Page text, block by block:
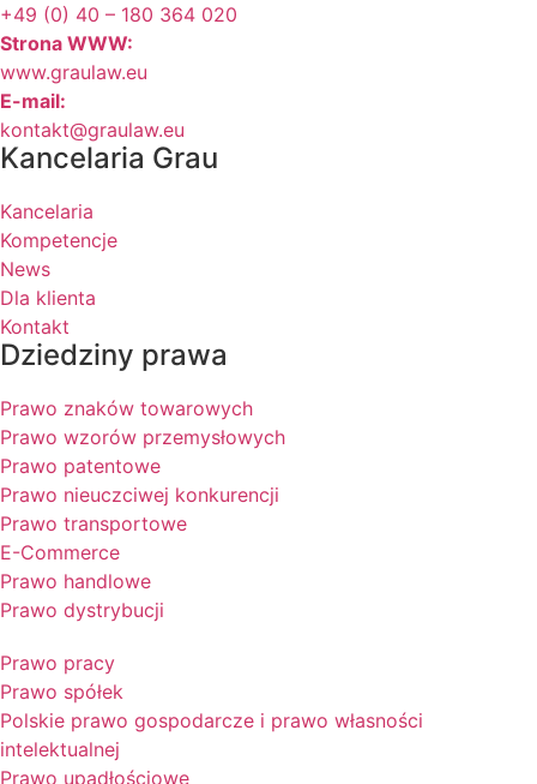
+49 (0) 40 – 180 364 020
Strona WWW:
www.graulaw.eu
E-mail:
kontakt@graulaw.eu
Kancelaria Grau
Kancelaria
Kompetencje
News
Dla klienta
Kontakt
Dziedziny prawa
Prawo znaków towarowych
Prawo wzorów przemysłowych
Prawo patentowe
Prawo nieuczciwej konkurencji
Prawo transportowe
E-Commerce
Prawo handlowe
Prawo dystrybucji
Prawo pracy
Prawo spółek
Polskie prawo gospodarcze i prawo własności
intelektualnej
Prawo upadłościowe